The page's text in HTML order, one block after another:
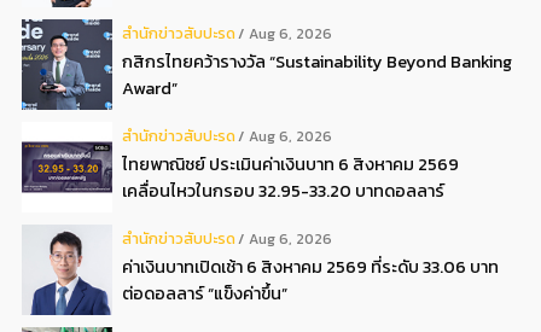
สํานักข่าวสับปะรด Aug 6, 2026
กสิกรไทยคว้ารางวัล “Sustainability Beyond Banking
Award”
สํานักข่าวสับปะรด Aug 6, 2026
ไทยพาณิชย์ ประเมินค่าเงินบาท 6 สิงหาคม 2569
เคลื่อนไหวในกรอบ 32.95-33.20 บาทดอลลาร์
สํานักข่าวสับปะรด Aug 6, 2026
ค่าเงินบาทเปิดเช้า 6 สิงหาคม 2569 ที่ระดับ 33.06 บาท
ต่อดอลลาร์ “แข็งค่าขึ้น”